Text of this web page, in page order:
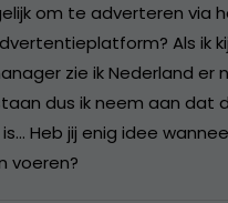
om te adverteren via
Als ik
zie ik Nederland er
dus ik neem aan dat
Heb jij enig idee
voeren?